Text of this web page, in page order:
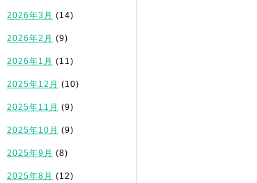
2026年3月 (14)
2026年2月 (9)
2026年1月 (11)
2025年12月 (10)
2025年11月 (9)
2025年10月 (9)
2025年9月 (8)
2025年8月 (12)